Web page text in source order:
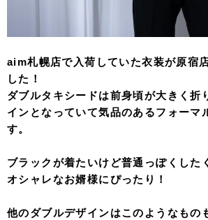
aim札幌店で入荷していた衣装が原宿
した！
ダブルタキシードは前身頃が大きく折
インとなっていて気品のあるフォーマ
す。
ブラックが着たいけど普通っぽくした
オシャレなお婿様にぴったり！
他のダブルデザインはこのようなもの